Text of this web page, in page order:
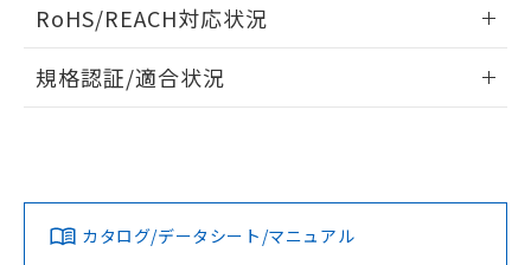
ドすることができます。
ログイン/会員登録
ダウンロードデータをご利用いただく前に、以下を必ずお読
みください。
ソフトウェアの使用条件
RoHS/REACH対応状況
EU RoHS 注意事項・凡例
対応済み
規格認証/適合状況
カタログ/データシート/マニュアル
物質の対応では、対応完了までの期間は出
荷製品に未対応品が混在することから備考
欄に対応日を記載しておりました。
既に当社にて対応品への在庫切替を完了